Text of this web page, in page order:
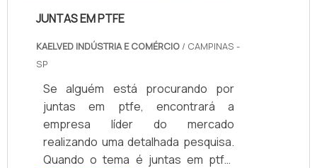
JUNTAS EM PTFE
KAELVED INDÚSTRIA E COMÉRCIO / CAMPINAS -
SP
Se alguém está procurando por
juntas em ptfe, encontrará a
empresa líder do mercado
realizando uma detalhada pesquisa.
Quando o tema é juntas em ptfe,